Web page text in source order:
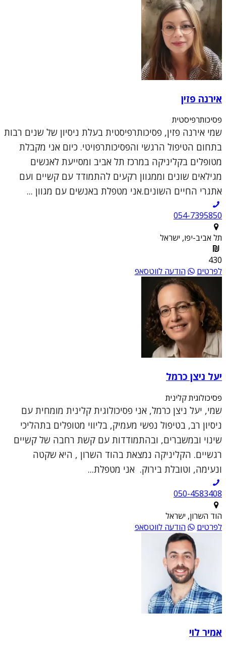
אירנה פזין
פסיכותרפיסטית
שמי אירנה פזין, פסיכותרפיסטית בעלת ניסיון של שנים רבות
בתחום הטיפול הרגשי והפסיכותרפויטי. כיום אני מקבלת
מטופלים בקליניקה במרכז תל אביב ומסייעת לאנשים
מגילאים שונים וממגוון רקעים להתמודד עם קשיים ועם
אתגרי החיים השונים.אני מטפלת באנשים עם מגוון ...
054-7395850
תל אביב-יפו, ישראל
430
לפרטים
הודעה לווטסאפ
יעל ניצן כרמל
פסיכולוגית קלינית
שמי, יעל ניצן כרמל, אני פסיכולוגית קלינית מומחית עם
ניסיון רב, בטיפול נפשי מעמיק, בליווי מטופלים בתהליכי
שינוי ובמשברים, ובהתמודדות עם קשת רחבה של קשיים
רגשיים. הקליניקה נמצאת בהוד השרון , היא שקטה
ונעימה, וטובלת בירוק. אני מטפלת...
050-4583408
הוד השרון, ישראל
לפרטים
הודעה לווטסאפ
אמיר לוי